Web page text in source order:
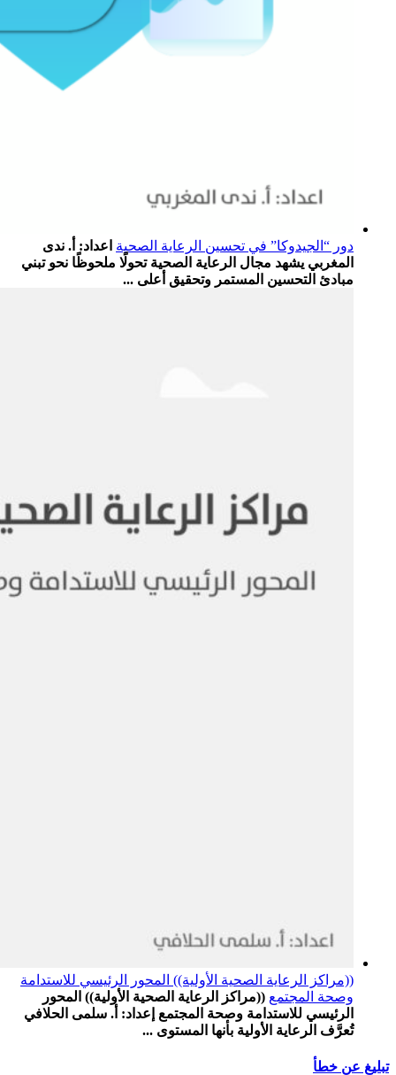
دور “الجيدوكا” في تحسين الرعاية الصحية اعداد: أ. ندى
المغربي يشهد مجال الرعاية الصحية تحولًا ملحوظًا نحو تبني
مبادئ التحسين المستمر وتحقيق أعلى ...
((مراكز الرعاية الصحية الأولية)) المحور الرئيسي للاستدامة
وصحة المجتمع ((مراكز الرعاية الصحية الأولية)) المحور
الرئيسي للاستدامة وصحة المجتمع إعداد: أ. سلمى الحلافي
تُعرَّف الرعاية الأولية بأنها المستوى ...
تبليغ عن خطأ